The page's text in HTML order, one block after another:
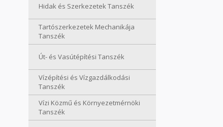
Hidak és Szerkezetek Tanszék
Tartószerkezetek Mechanikája
Tanszék
Út- és Vasútépítési Tanszék
Vízépítési és Vízgazdálkodási
Tanszék
Vízi Közmű és Környezetmérnöki
Tanszék